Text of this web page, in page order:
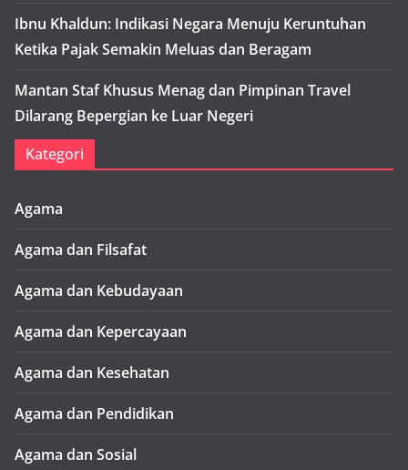
Ibnu Khaldun: Indikasi Negara Menuju Keruntuhan
Ketika Pajak Semakin Meluas dan Beragam
Mantan Staf Khusus Menag dan Pimpinan Travel
Dilarang Bepergian ke Luar Negeri
Kategori
Agama
Agama dan Filsafat
Agama dan Kebudayaan
Agama dan Kepercayaan
Agama dan Kesehatan
Agama dan Pendidikan
Agama dan Sosial